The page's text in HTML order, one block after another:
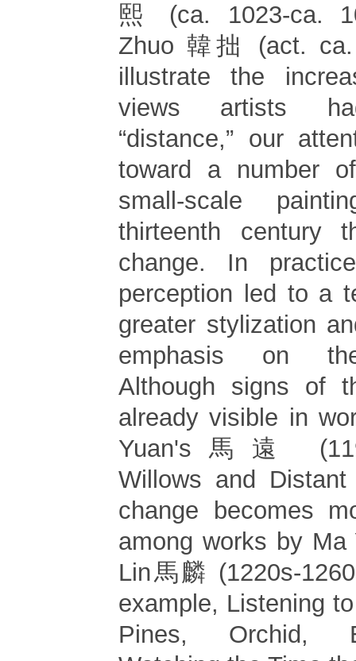
熙 (ca. 1023-ca.
Zhuo 韓拙 (act. ca.
illustrate the
views artists
“distance,” our
toward a number
small-scale
thirteenth century
change. In
perception led to a
greater stylization
emphasis on
Although signs of
already visible in
Yuan's馬遠
Willows and
change becomes
among works by Ma
Lin馬麟 (1220s-
example, Listening
Pines, Orchid,